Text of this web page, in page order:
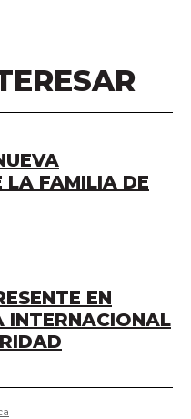
LA FAMILIA DE
EN
INTERNACIONAL